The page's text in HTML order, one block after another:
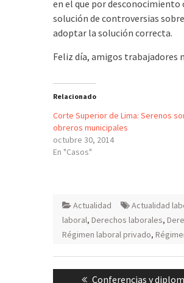
en el que por desconocimiento
solución de controversias
adoptar la solución correcta.
Feliz día, amigos trabajadores
Relacionado
Corte Superior de Lima: Serenos
obreros municipales
octubre 30, 2014
En "Casos"
Actualidad Actualidad
laboral, Derechos laborales,
Régimen laboral privado,
Navegación
Previous
Conferencias y